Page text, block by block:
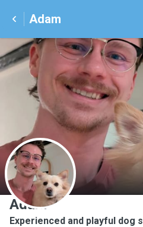
Adam
A
Adam
Experienced and playful dog